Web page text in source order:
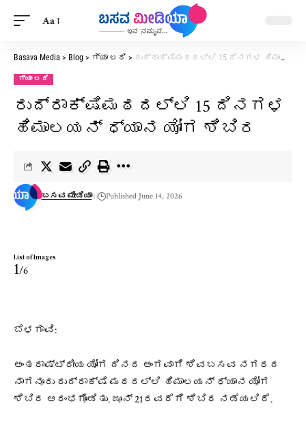
Aa
Basava Media > Blog > ಗ್ಯಾ ಲರಿ > ರುದ್ರಾಕ್ಷಿಮಠದಲ್ಲಿ 15 ದಿನಗಳ ಹಿಮಾಲಯನ್ ಧ್ಯಾನ ಯೋಗ ಶಿಬಿರ
ಗ್ಯಾ ಲರಿ
ರುದ್ರಾಕ್ಷಿಮಠದಲ್ಲಿ 15 ದಿನಗಳ
ಹಿಮಾಲಯನ್ ಧ್ಯಾನ ಯೋಗ ಶಿಬಿರ
ಬಸವ ಮೀಡಿಯಾ Published June 14, 2026
List of Images
1/6
ಬೆಳಗಾವಿ:
ಅಂತರಾಷ್ಟ್ರೀಯ ಯೋಗ ದಿನದ ಅಂಗವಾಗಿ ಶಿವಬಸವ ನಗರದ
ನಾಗನೂರು ರುದ್ರಾಕ್ಷಿ ಮಠದಲ್ಲಿ ಹಿಮಾಲಯನ್ ಧ್ಯಾನ ಯೋಗ
ಶಿಬಿರ ಆರಂಭಗೊಂಡಿತು. ಜೂನ್ 21ರವರೆಗೆ ಶಿಬಿರ ನಡೆಯಲಿದೆ.